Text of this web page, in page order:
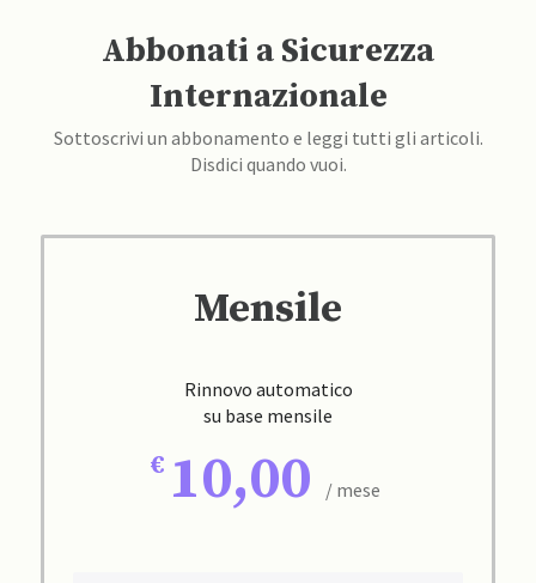
Abbonati a Sicurezza
Internazionale
Sottoscrivi un abbonamento e leggi tutti gli articoli.
Disdici quando vuoi.
Mensile
Rinnovo automatico
su base mensile
10,00 / mese